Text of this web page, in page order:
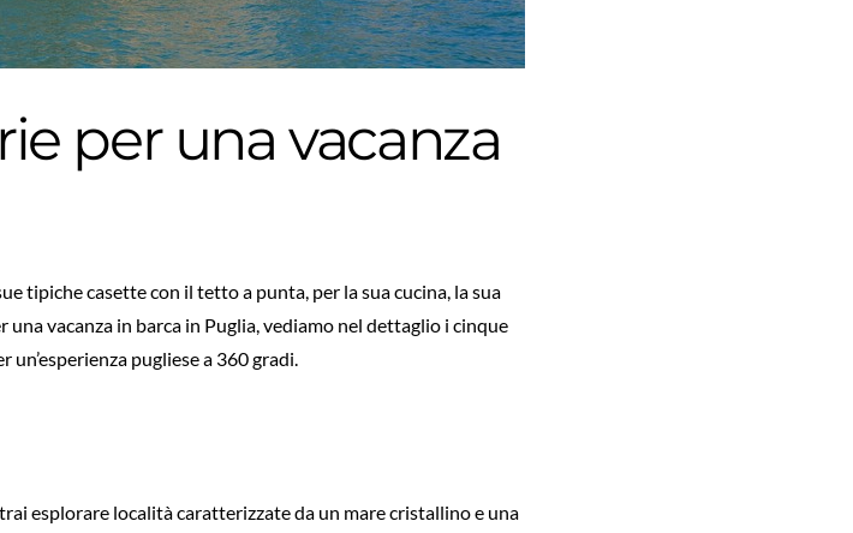
per una vacanza
tipiche casette con il tetto a punta, per la sua cucina, la sua
vacanza in barca in Puglia, vediamo nel dettaglio i cinque
pugliese a 360 gradi.
esplorare località caratterizzate da un mare cristallino e una